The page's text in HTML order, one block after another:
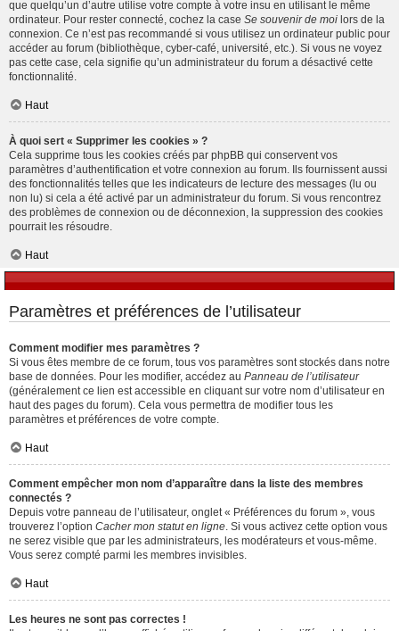
que quelqu’un d’autre utilise votre compte à votre insu en utilisant le même
ordinateur. Pour rester connecté, cochez la case Se souvenir de moi lors de la
connexion. Ce n’est pas recommandé si vous utilisez un ordinateur public pour
accéder au forum (bibliothèque, cyber-café, université, etc.). Si vous ne voyez
pas cette case, cela signifie qu’un administrateur du forum a désactivé cette
fonctionnalité.
Haut
À quoi sert « Supprimer les cookies » ?
Cela supprime tous les cookies créés par phpBB qui conservent vos
paramètres d’authentification et votre connexion au forum. Ils fournissent aussi
des fonctionnalités telles que les indicateurs de lecture des messages (lu ou
non lu) si cela a été activé par un administrateur du forum. Si vous rencontrez
des problèmes de connexion ou de déconnexion, la suppression des cookies
pourrait les résoudre.
Haut
Paramètres et préférences de l’utilisateur
Comment modifier mes paramètres ?
Si vous êtes membre de ce forum, tous vos paramètres sont stockés dans notre
base de données. Pour les modifier, accédez au Panneau de l’utilisateur
(généralement ce lien est accessible en cliquant sur votre nom d’utilisateur en
haut des pages du forum). Cela vous permettra de modifier tous les
paramètres et préférences de votre compte.
Haut
Comment empêcher mon nom d’apparaître dans la liste des membres
connectés ?
Depuis votre panneau de l’utilisateur, onglet « Préférences du forum », vous
trouverez l’option Cacher mon statut en ligne . Si vous activez cette option vous
ne serez visible que par les administrateurs, les modérateurs et vous-même.
Vous serez compté parmi les membres invisibles.
Haut
Les heures ne sont pas correctes !